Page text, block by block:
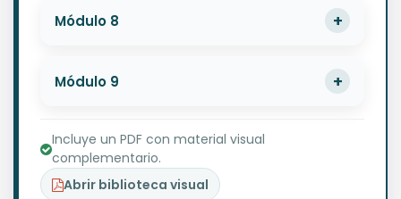
Módulo 8
Módulo 9
Incluye un PDF con material visual
complementario.
Abrir biblioteca visual